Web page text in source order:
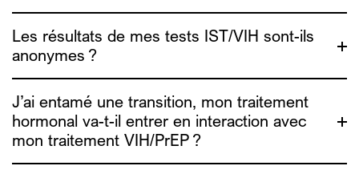
Les résultats de mes tests IST/VIH sont-ils
anonymes ?
J’ai entamé une transition, mon traitement
hormonal va-t-il entrer en interaction avec
mon traitement VIH/PrEP ?